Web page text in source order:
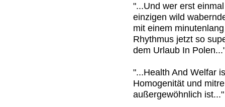
"...Und wer erst
einzigen wild
mit einem
Rhythmus jetzt so
dem Urlaub In
"...Health And Welfar
Homogenität und
außergewöhnlich ist..."